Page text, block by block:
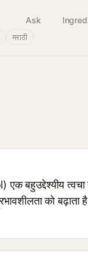
Ask
मराठी
त्वचा
को बढ़ाता